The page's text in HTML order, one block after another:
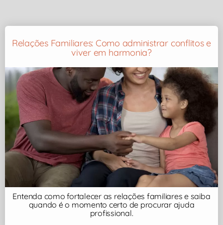
Relações Familiares: Como administrar conflitos e
viver em harmonia?
Entenda como fortalecer as relações familiares e saiba
quando é o momento certo de procurar ajuda
profissional.